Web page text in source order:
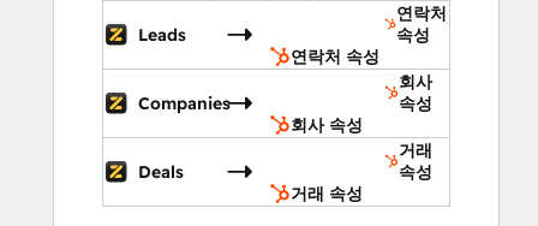
Leads
연락처
속성
연락처 속성
Companies
회사
속성
회사 속성
Deals
거래
속성
거래 속성